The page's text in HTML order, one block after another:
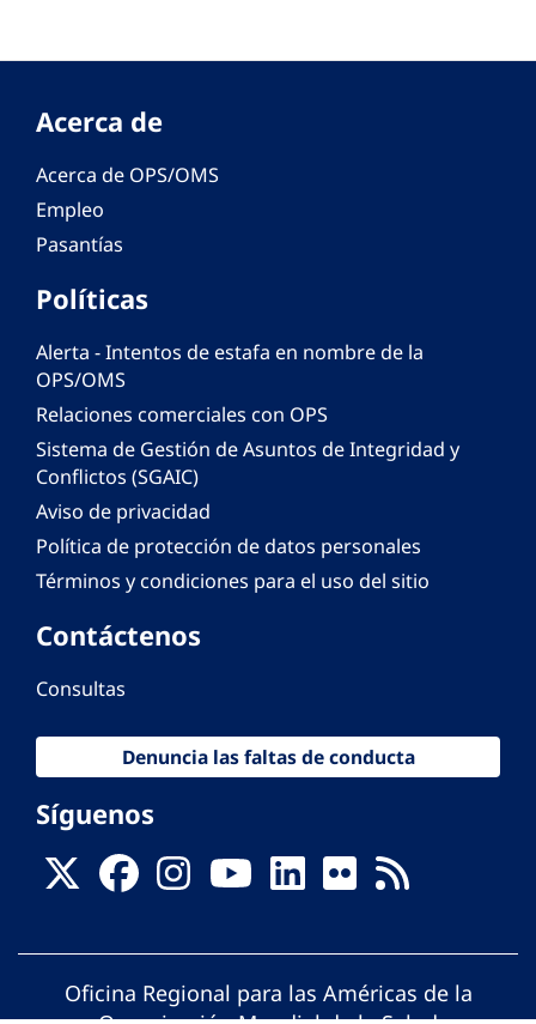
Acerca de
Acerca de OPS/OMS
Empleo
Pasantías
Políticas
Alerta - Intentos de estafa en nombre de la
OPS/OMS
Relaciones comerciales con OPS
Sistema de Gestión de Asuntos de Integridad y
Conflictos (SGAIC)
Aviso de privacidad
Política de protección de datos personales
Términos y condiciones para el uso del sitio
Contáctenos
Consultas
Denuncia las faltas de conducta
Síguenos
Oficina Regional para las Américas de la